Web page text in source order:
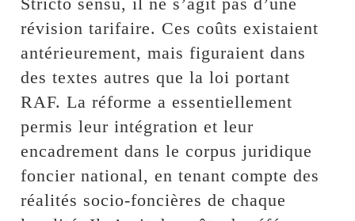
révision tarifaire. Ces coûts existaient
antérieurement, mais figuraient dans
des textes autres que la loi portant
RAF. La réforme a essentiellement
permis leur intégration et leur
encadrement dans le corpus juridique
foncier national, en tenant compte des
réalités socio-foncières de chaque